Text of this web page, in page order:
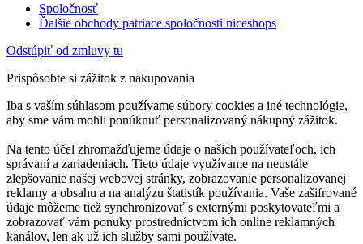
Spoločnosť
Ďalšie obchody patriace spoločnosti niceshops
Odstúpiť od zmluvy tu
Prispôsobte si zážitok z nakupovania
Iba s vaším súhlasom používame súbory cookies a iné technológie,
aby sme vám mohli ponúknuť personalizovaný nákupný zážitok.
Na tento účel zhromažďujeme údaje o našich používateľoch, ich
správaní a zariadeniach. Tieto údaje využívame na neustále
zlepšovanie našej webovej stránky, zobrazovanie personalizovanej
reklamy a obsahu a na analýzu štatistík používania. Vaše zašifrované
údaje môžeme tiež synchronizovať s externými poskytovateľmi a
zobrazovať vám ponuky prostredníctvom ich online reklamných
kanálov, len ak už ich služby sami používate.